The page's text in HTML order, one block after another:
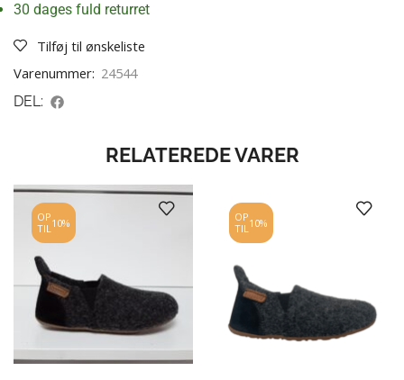
30 dages fuld returret
Tilføj til ønskeliste
Varenummer: 24544
DEL:
RELATEREDE VARER
OP
TIL10%
OP
TIL10%